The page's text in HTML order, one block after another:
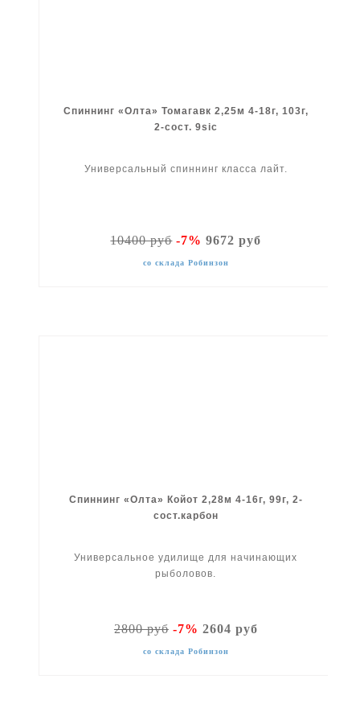
Спиннинг «Олта» Томагавк 2,25м 4-18г, 103г,
2-сост. 9sic
Универсальный спиннинг класса лайт.
10400 руб-7% 9672 руб
со склада Робинзон
Спиннинг «Олта» Койот 2,28м 4-16г, 99г, 2-
сост.карбон
Универсальное удилище для начинающих
рыболовов.
2800 руб-7% 2604 руб
со склада Робинзон